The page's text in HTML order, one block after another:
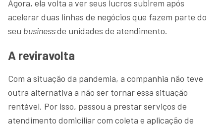
Agora, ela volta a ver seus lucros subirem após
acelerar duas linhas de negócios que fazem parte do
seu businessde unidades de atendimento.
A reviravolta
Com a situação da pandemia, a companhia não teve
outra alternativa a não ser tornar essa situação
rentável. Por isso, passou a prestar serviços de
atendimento domiciliar com coleta e aplicação de